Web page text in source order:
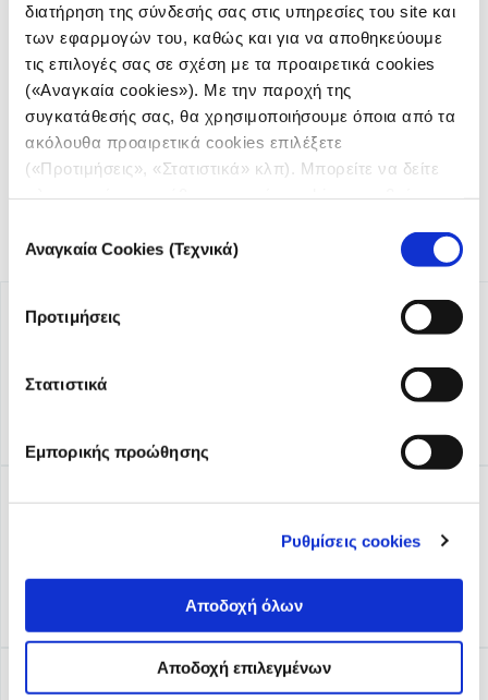
διατήρηση της σύνδεσής σας στις υπηρεσίες του site και
των εφαρμογών του, καθώς και για να αποθηκεύουμε
τις επιλογές σας σε σχέση με τα προαιρετικά cookies
(«Αναγκαία cookies»). Με την παροχή της
συγκατάθεσής σας, θα χρησιμοποιήσουμε όποια από τα
ακόλουθα προαιρετικά cookies επιλέξετε
(«Προτιμήσεις», «Στατιστικά» κλπ). Μπορείτε να δείτε
συγκατάθεσης
Αναγκαία Cookies (Τεχνικά)
Προτιμήσεις
Στατιστικά
Εμπορικής προώθησης
Ρυθμίσεις cookies
Αποδοχή όλων
Αποδοχή επιλεγμένων
Το iMEdD είναι ένας μη κερδοσκοπικός δημοσιογραφικός
οργανισμός που ιδρύθηκε το 2018 με αποκλειστική δωρεά από
το Ίδρυμα Σταύρος Νιάρχος (ΙΣΝ). Αποστολή του είναι η
ενίσχυση της διαφάνειας, της αξιοπιστίας και της
ανεξαρτησίας στη δημοσιογραφία.